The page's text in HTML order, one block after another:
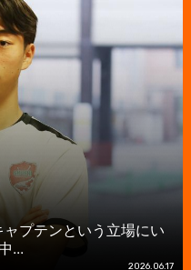
ャプテンという立場にい
...
2026.06.17